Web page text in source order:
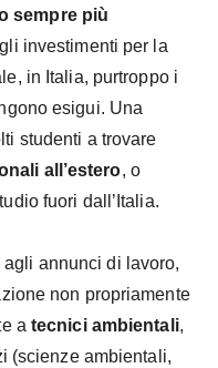
sempre più
investimenti per la
in Italia, purtroppo i
esigui. Una
studenti a trovare
all’estero, o
fuori dall’Italia.
annunci di lavoro,
non propriamente
a tecnici ambientali,
(scienze ambientali,